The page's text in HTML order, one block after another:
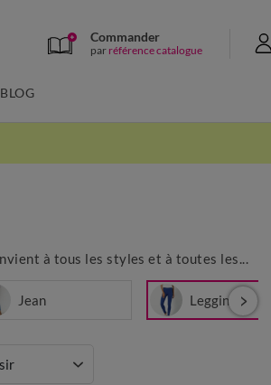
Commander
par référence catalogue
BLOG
à tous les styles et à toutes les...
Jean Legging